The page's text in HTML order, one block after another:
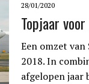
28/01/2020
Topjaar
Een omzet
2018. In
afgelopen jaar